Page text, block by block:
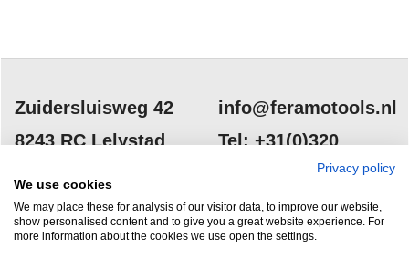
Zuidersluisweg 42
8243 RC Lelystad
info@feramotools.nl
Tel: +31(0)320
Privacy policy
We use cookies
We may place these for analysis of our visitor data, to improve our website,
show personalised content and to give you a great website experience. For
more information about the cookies we use open the settings.